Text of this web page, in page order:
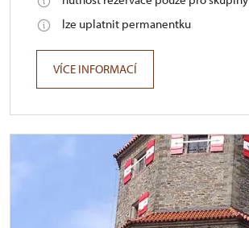
lze uplatnit permanentku
VÍCE INFORMACÍ